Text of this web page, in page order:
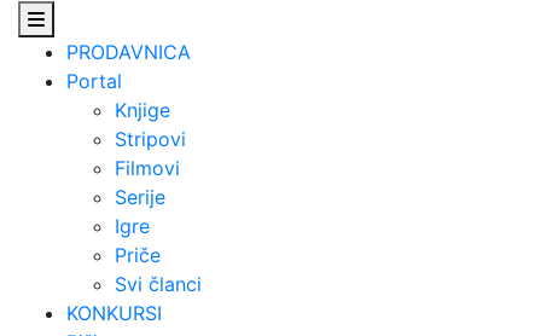
PRODAVNICA
Portal
Knjige
Stripovi
Filmovi
Serije
Igre
Priče
Svi članci
KONKURSI